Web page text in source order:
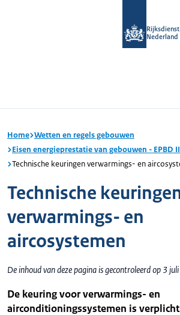
Nederland
Home Wetten en regels gebouwen
Eisen energieprestatie van gebouwen - EPBD
Technische keuringen verwarmings- en
Technische
verwarmings- en
aircosystemen
De inhoud van deze pagina is gecontroleerd op 3
De keuring voor verwarmings- en
airconditioningssystemen is